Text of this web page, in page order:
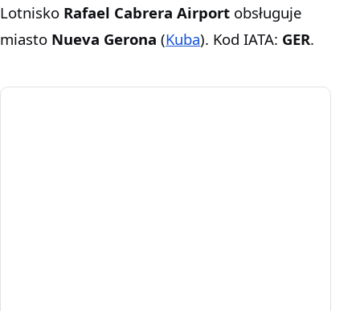
Lotnisko Rafael Cabrera Airport obsługuje
miasto Nueva Gerona (Kuba). Kod IATA: GER.